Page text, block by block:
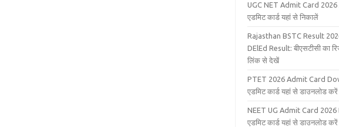
UGC NET Admit Card 2026
एडमिट कार्ड यहां से निकालें
Rajasthan BSTC Result
DElEd Result: बीएसटीसी का
लिंक से देखें
PTET 2026 Admit Card
एडमिट कार्ड यहां से डाउनलोड करें
NEET UG Admit Card
एडमिट कार्ड यहां से डाउनलोड करें